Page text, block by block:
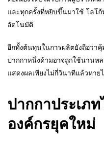
และทุกครั้งที่หยิบขึ้นมาใช้ โลโ
อัตโนมัติ
อีกทั้งต้นทุนในการผลิตยังถือว่าคุ้
ปากกาหนึ่งด้ามอาจถูกใช้นานห
แสดงผลเพียงไม่กี่วินาทีแล้วหาย
ปากกาประเภ
องค์กรยุคใหม่